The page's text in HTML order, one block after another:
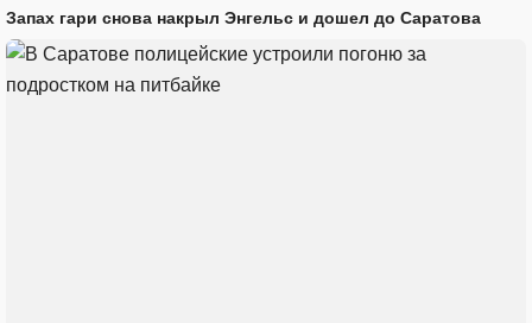
Запах гари снова накрыл Энгельс и дошел до Саратова